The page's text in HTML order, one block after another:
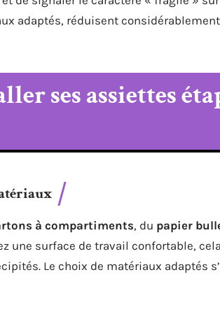
adaptés, réduisent
ses assiettes
à compartiments, du papier
une surface de travail confortable,
Le choix de matériaux adaptés